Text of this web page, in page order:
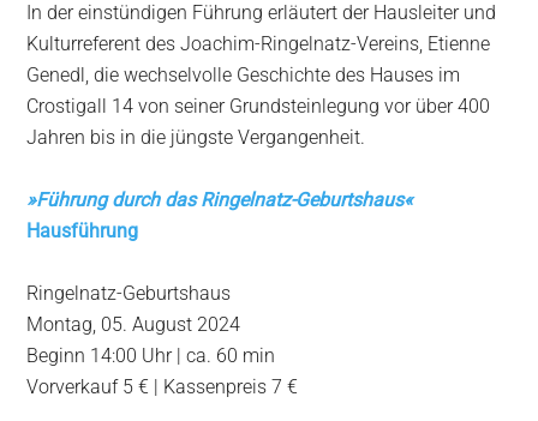
In der einstündigen Führung erläutert der Hausleiter und
Kulturreferent des Joachim-Ringelnatz-Vereins, Etienne
Genedl, die wechselvolle Geschichte des Hauses im
Crostigall 14 von seiner Grundsteinlegung vor über 400
Jahren bis in die jüngste Vergangenheit.
»Führung durch das Ringelnatz-Geburtshaus«
Hausführung
Ringelnatz-Geburtshaus
Montag, 05. August 2024
Beginn 14:00 Uhr | ca. 60 min
Vorverkauf 5 € | Kassenpreis 7 €